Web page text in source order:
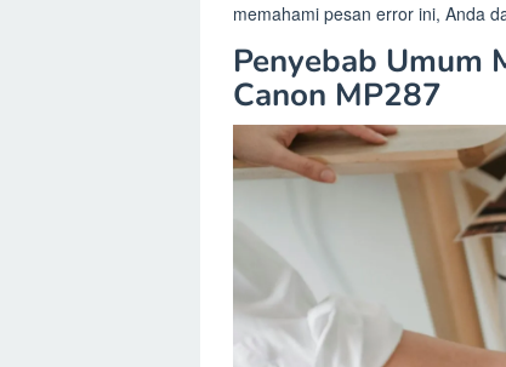
memahami pesan error ini, Anda
Penyebab Umum
Canon MP287